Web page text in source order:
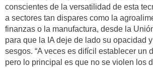
conscientes de la versatilidad de esta
a sectores tan dispares como la
finanzas o la manufactura, desde la
para que la IA deje de lado su opacidad
sesgos. “A veces es difícil establecer un
pero lo principal es que no se violen los